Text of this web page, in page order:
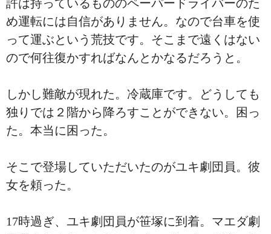
許は持っているもののペーパードライバーのた
め運転には自信がありません。なので台車を使
って運ぶという荒技です。そこまで遠くはない
ので何往復かすればなんとかなるだろうと。
しかし難敵が現れた。冷蔵庫です。どうしても
独りでは２階から降ろすことができない。困っ
た。本当に困った。
そこで登場していただいたのがユキ劇団員。彼
女を頼った。
17時過ぎ、ユキ劇団員が笹塚に到着。マエダ劇